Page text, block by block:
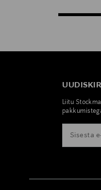
Liitu